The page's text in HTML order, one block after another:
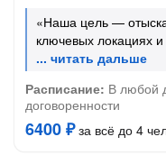
«Наша цель —
ключевых локациях
Расписание: В любой
договоренности
6400 ₽за всё до 4